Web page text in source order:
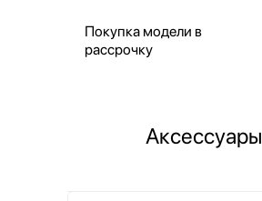
Покупка модели в
рассрочку
Аксессуары